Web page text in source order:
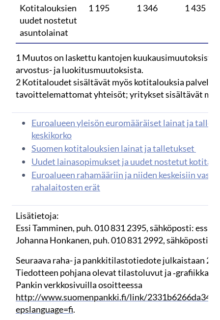
Kotitalouksien
uudet nostetut
asuntolainat
1 195 1 346 1 435
1 Muutos on laskettu kantojen
arvostus- ja luokitusmuutoksista.
2 Kotitaloudet sisältävät myös kotitalouksia
tavoittelemattomat yhteisöt; yritykset sisältävät
Euroalueen yleisön euromääräiset lainat ja
keskikorko
Suomen kotitalouksien lainat ja talletukset
Uudet lainasopimukset ja uudet nostetut
Euroalueen rahamääriin ja niiden keskeisiin
rahalaitosten erät
Lisätietoja:
Essi Tamminen, puh. 010 831 2395, sähköposti:
Johanna Honkanen, puh. 010 831 2992, sähköposti:
Seuraava raha- ja pankkitilastotiedote julkaistaan
Tiedotteen pohjana olevat tilastoluvut ja ‑grafiikka
Pankin verkkosivuilla osoitteessa
http://www.suomenpankki.fi/link/
epslanguage=fi.